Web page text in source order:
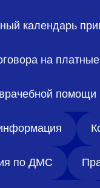
календарь
на
помощи
по ДМС